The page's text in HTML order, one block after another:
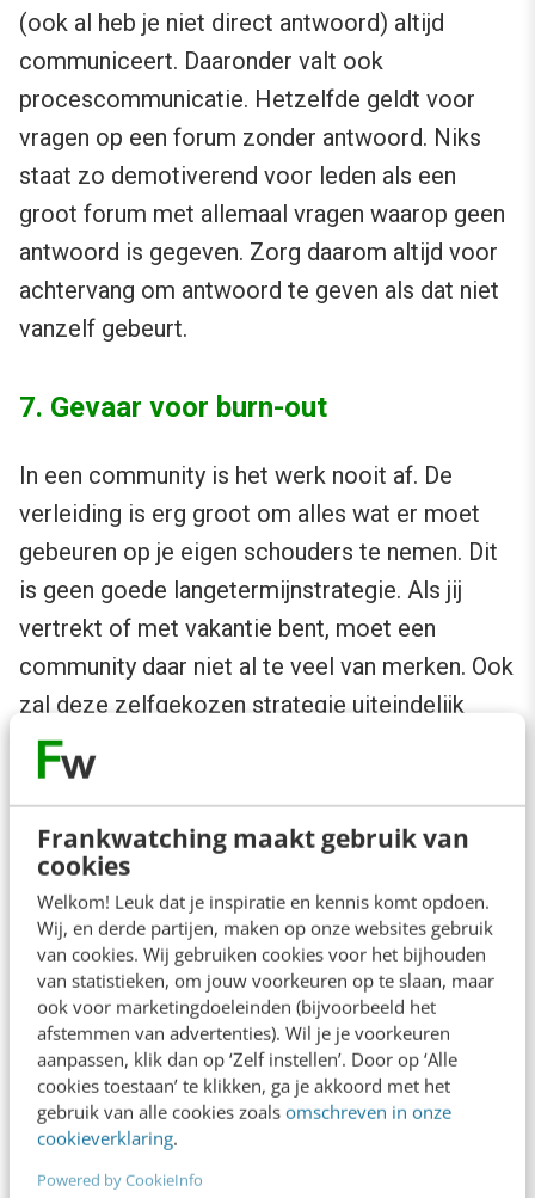
Frankwatching maakt gebruik van
cookies
Welkom! Leuk dat je inspiratie en kennis komt opdoen.
Wij, en derde partijen, maken op onze websites gebruik
van cookies. Wij gebruiken cookies voor het bijhouden
van statistieken, om jouw voorkeuren op te slaan, maar
ook voor marketingdoeleinden (bijvoorbeeld het
afstemmen van advertenties). Wil je je voorkeuren
aanpassen, klik dan op ‘Zelf instellen’. Door op ‘Alle
cookies toestaan’ te klikken, ga je akkoord met het
gebruik van alle cookies zoals omschreven in onze
cookieverklaring.
Powered by CookieInfo
(ook al heb je niet direct antwoord) altijd
communiceert. Daaronder valt ook
procescommunicatie. Hetzelfde geldt voor
vragen op een forum zonder antwoord. Niks
staat zo demotiverend voor leden als een
groot forum met allemaal vragen waarop geen
antwoord is gegeven. Zorg daarom altijd voor
achtervang om antwoord te geven als dat niet
vanzelf gebeurt.
7. Gevaar voor burn-out
In een community is het werk nooit af. De
verleiding is erg groot om alles wat er moet
gebeuren op je eigen schouders te nemen. Dit
is geen goede langetermijnstrategie. Als jij
vertrekt of met vakantie bent, moet een
community daar niet al te veel van merken. Ook
zal deze zelfgekozen strategie uiteindelijk
leiden tot burn-out. Hoe groter de solo-
operatie, hoe slechter het met de community
weer proberen op te vangen door nog harder te
werken. Deze vicieuze cirkel doorbreek je pas
als je leden in de community aanwijst om taken
van je over te nemen. Dat levert niet alleen
meer op, het zorgt ook voor meer plezier in je
werk.
8. Geen mandaat op hoog niveau